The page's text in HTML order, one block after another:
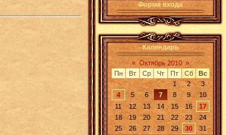
Форма входа
Календарь
« Октябрь 2010 »
Пн
Вт Ср Чт Пт Сб
Вс
1
2
3
4
5 6 7 8 9
10
11
12 13 14 15 16
17
18
19 20 21 22 23
24
25
26 27 28 29 30 31